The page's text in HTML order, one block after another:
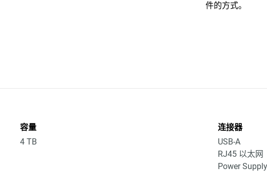
件的方式。
容量
4 TB
连接器
USB-A
RJ45 以太网
Power Supply